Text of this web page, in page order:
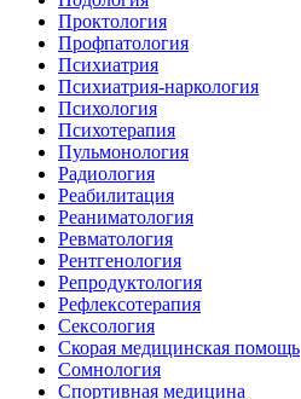
Проктология
Профпатология
Психиатрия
Психиатрия-наркология
Психология
Психотерапия
Пульмонология
Радиология
Реабилитация
Реаниматология
Ревматология
Рентгенология
Репродуктология
Рефлексотерапия
Сексология
Скорая медицинская помощь
Сомнология
Спортивная медицина